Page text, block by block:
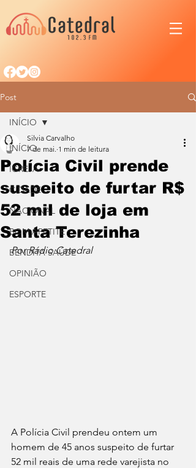
Post
INÍCIO
IGREJA
CIDADE
NACIONAL
BOM APETITE
BENDITA SAÚDE
OPINIÃO
ESPORTE
INÍCIO
Polícia Civil prende
suspeito de furtar R$
52 mil de loja em
Santa Terezinha
Silvia Carvalho
7 de mai. 1 min de leitura
Por Rádio Catedral
A Polícia Civil prendeu ontem um
homem de 45 anos suspeito de furtar
52 mil reais de uma rede varejista no